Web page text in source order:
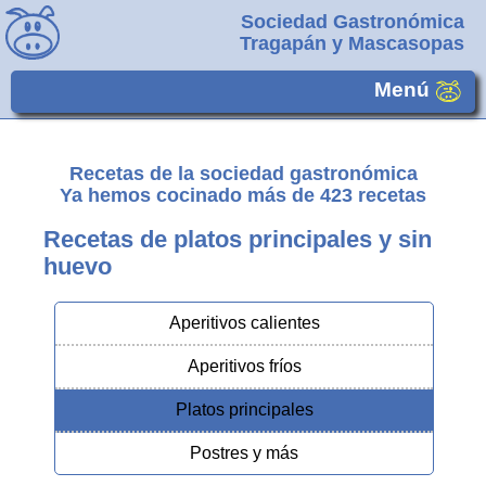
Sociedad Gastronómica
Tragapán y Mascasopas
Menú
Recetas de la sociedad gastronómica
Ya hemos cocinado más de 423 recetas
Recetas de platos principales y sin
huevo
Aperitivos calientes
Aperitivos fríos
Platos principales
Postres y más